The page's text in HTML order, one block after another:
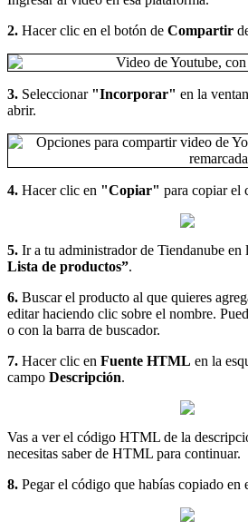
2. Hacer clic en el botón de Compartir
3. Seleccionar"Incorporar" en la
abrir.
4. Hacer clic en "Copiar" para copiar el
5. Ir a tu administrador de Tiendanube en
Lista de productos”.
6. Buscar el producto al que quieres
editar haciendo clic sobre el nombre.
o con la barra de buscador.
7. Hacer clic en Fuente HTML en la
campo Descripción.
Vas a ver el código HTML de la
necesitas saber de HTML para continuar.
8. Pegar el código que habías copiado en